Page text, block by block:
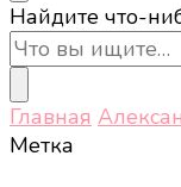
Ищите
что-
то?
Найдите что-
Главная
Метка